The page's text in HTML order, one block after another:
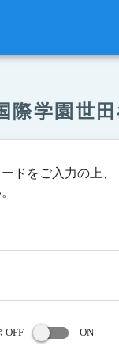
際学園世
ドをご入力の上、
OFF ON